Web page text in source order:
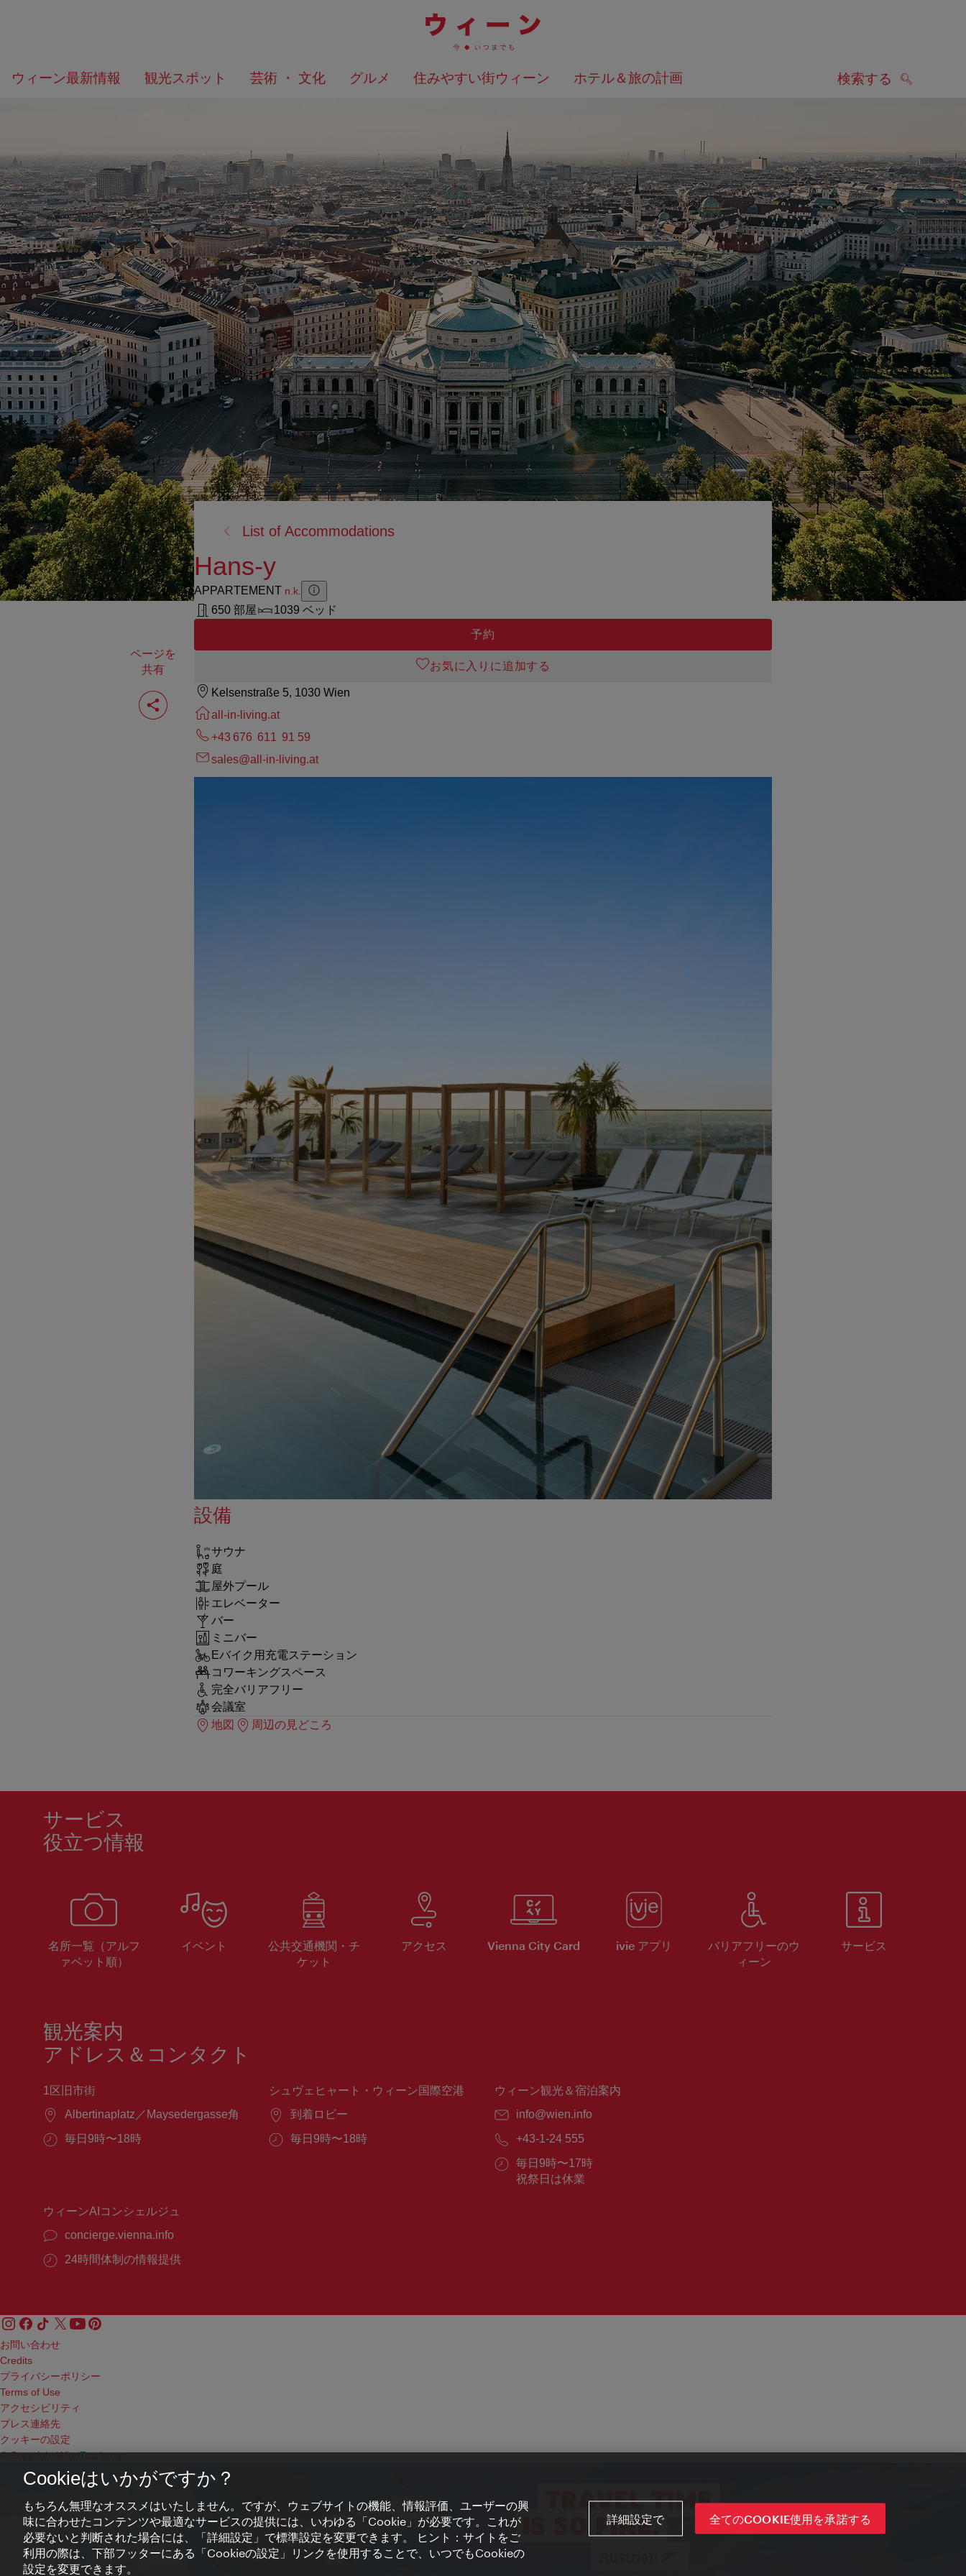
ニ
の
ッ
プ
へ
ウィーン最新情報 観光スポット 芸術 ・ 文化 グルメ 住みやすい街ウィーン ホテル＆旅の計画 検索する
何
を
か？
ページを
共有
ペ
ー
ジ
List of Accommodations
Hans-y
APPARTEMENT n.k.
Zusatzinformation anzeigen
Zusatzinformation ausblenden
650 部屋
1039 ベッド
予約
お気に入りに追加する
Kelsenstraße 5, 1030 Wien
all-in-living.at
+43 676 611 91 59
sales@all-in-living.at
設備
サウナ
庭
屋外プール
エレベーター
バー
ミニバー
Eバイク用充電ステーション
コワーキングスペース
完全バリアフリー
会議室
地図
周辺の見どころ
サービス
役立つ情報
名所一覧（アルフ
ァベット順）
イベント
公共交通機関・チ
ケット
アクセス Vienna City Card ivie アプリ
バリアフリーのウ
ィーン
サービス
観光案内
アドレス＆コンタクト
1区旧市街
場
Albertinaplatz／Maysedergasse角
営
毎日9時〜18時
シュヴェヒャート・ウィーン国際空港
場
到着ロビー
営
毎日9時〜18時
ウィーン観光＆宿泊案内
E
ー
ル：
info@wien.info
電
番
号：
+43-1-24 555
営
業
毎日9時〜17時
祝祭日は休業
ウィーンAIコンシェルジュ
concierge.vienna.info
24時間体制の情報提供
お問い合わせ
Credits
プライバシーポリシー
Terms of Use
アクセシビリティ
プレス連絡先
クッキーの設定
© Copyright WienTourismus
Cookieはいかがですか？
もちろん無理なオススメはいたしません。ですが、ウェブサイトの機能、情報評価、ユーザーの興
味に合わせたコンテンツや最適なサービスの提供には、いわゆる「Cookie」が必要です。これが
必要ないと判断された場合には、「詳細設定」で標準設定を変更できます。 ヒント：サイトをご
利用の際は、下部フッターにある「Cookieの設定」リンクを使用することで、いつでもCookieの
設定を変更できます。
詳細設定で 全てのCOOKIE使用を承諾する